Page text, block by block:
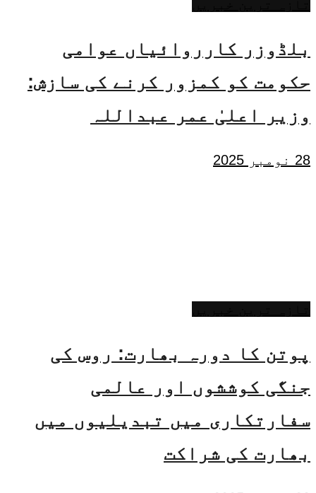
بلڈوزر کارروائیاں عوامی
حکومت کو کمزور کرنے کی سازش:
وزیر اعلیٰ عمر عبداللہ
28 نومبر 2025
پوتن کا دورہ بھارت: روس کی
جنگی کوششوں اور عالمی
سفارتکاری میں تبدیلیوں میں
بھارت کی شراکت